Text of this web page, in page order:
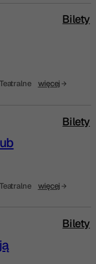
więcej
Bilety
więcej
Bilety
Bilety